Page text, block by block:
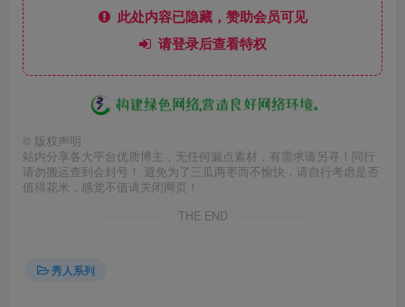
此处内容已隐藏，赞助会员可见
请登录后查看特权
© 版权声明
站内分享各大平台优质博主，无任何漏点素材，有需求请另寻！同行
请勿搬运查到会封号！ 避免为了三瓜两枣而不愉快，请自行考虑是否
值得花米，感觉不值请关闭网页！
THE END
秀人系列